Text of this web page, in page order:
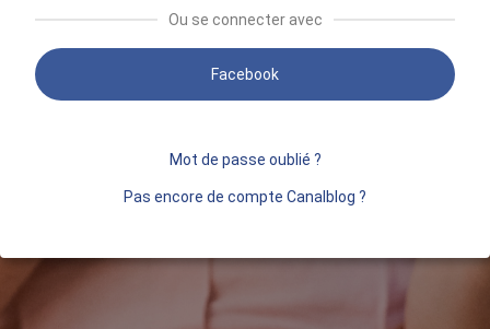
Ou se connecter avec
Facebook
Mot de passe oublié ?
Pas encore de compte Canalblog ?